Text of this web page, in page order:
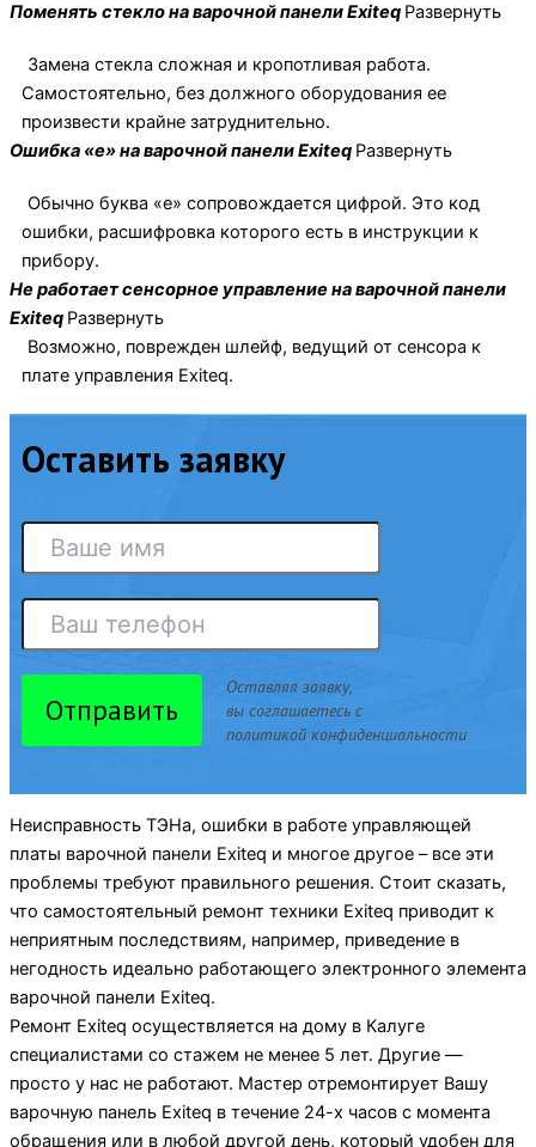
Поменять стекло на варочной панели Exiteq Развернуть
Замена стекла сложная и кропотливая работа.
Самостоятельно, без должного оборудования ее
произвести крайне затруднительно.
Ошибка «е» на варочной панели Exiteq Развернуть
Обычно буква «е» сопровождается цифрой. Это код
ошибки, расшифровка которого есть в инструкции к
прибору.
Не работает сенсорное управление на варочной панели
Exiteq Развернуть
Возможно, поврежден шлейф, ведущий от сенсора к
плате управления Exiteq.
Оставить заявку
Отправить
Оставляя заявку,
вы соглашаетесь с
политикой конфиденциальности
Неисправность ТЭНа, ошибки в работе управляющей
платы варочной панели Exiteq и многое другое – все эти
проблемы требуют правильного решения. Стоит сказать,
что самостоятельный ремонт техники Exiteq приводит к
неприятным последствиям, например, приведение в
негодность идеально работающего электронного элемента
варочной панели Exiteq.
Ремонт Exiteq осуществляется на дому в Калуге
специалистами со стажем не менее 5 лет. Другие —
просто у нас не работают. Мастер отремонтирует Вашу
варочную панель Exiteq в течение 24-х часов с момента
обращения или в любой другой день, который удобен для